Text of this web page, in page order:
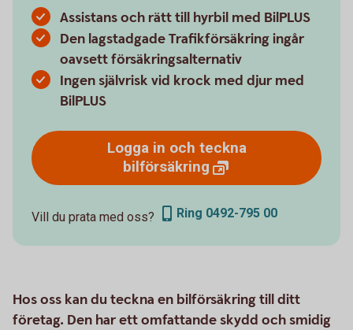
Assistans och rätt till hyrbil med BilPLUS
Den lagstadgade Trafikförsäkring ingår
oavsett försäkringsalternativ
Ingen självrisk vid krock med djur med
BilPLUS
Logga in och teckna
bilförsäkring
Vill du prata med oss? Ring 0492-795 00
Hos oss kan du teckna en bilförsäkring till ditt
företag. Den har ett omfattande skydd och smidig